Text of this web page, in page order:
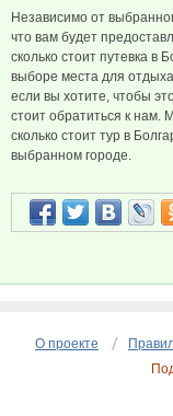
Независимо от
что вам будет
сколько стоит путевка в
выборе места для
если вы хотите, чтобы
стоит обратиться к нам.
сколько стоит тур в
выбранном городе.
О проекте